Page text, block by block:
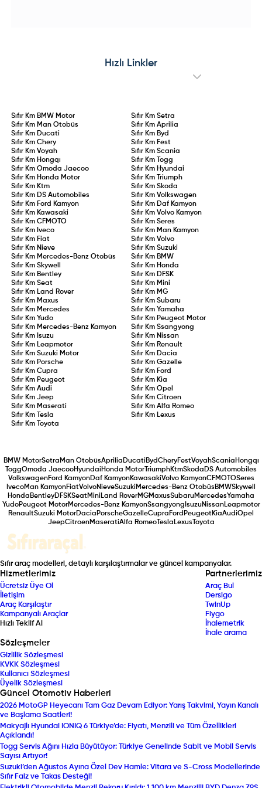
sürücülük süresi kanunlaştı. 75
operasyonları, kronik mekanik
arızalar ve Ford Edsel’i
aratmayan performansıyla model
adeta sınıfta kaldı.
Hızlı Linkler
Sıfır Km BMW Motor Sıfır Km Setra
Sıfır Km Man Otobüs Sıfır Km Aprilia
Sıfır Km Ducati Sıfır Km Byd
Sıfır KmChery Sıfır Km Fest
Sıfır KmVoyah Sıfır Km Scania
Sıfır Km Hongqı Sıfır Km
Togg
Sıfır KmOmoda Jaecoo Sıfır Km Hyundai
Sıfır Km Honda Motor Sıfır Km
Triumph
Sıfır Km Ktm Sıfır Km Skoda
Sıfır Km DS Automobiles Sıfır Km Volkswagen
Sıfır Km Ford Kamyon Sıfır Km Daf Kamyon
Sıfır Km Kawasaki Sıfır Km Volvo Kamyon
Sıfır KmCFMOTO Sıfır Km Seres
Sıfır Km Iveco Sıfır Km Man Kamyon
Sıfır Km Fiat Sıfır Km Volvo
Sıfır Km Nieve Sıfır Km Suzuki
Sıfır Km Mercedes-Benz Otobüs Sıfır Km BMW
Sıfır KmSkywell Sıfır Km Honda
Sıfır Km Bentley Sıfır Km DFSK
Sıfır KmSeat Sıfır Km Mini
Sıfır Km Land Rover Sıfır Km MG
Sıfır Km Maxus Sıfır Km Subaru
Sıfır Km Mercedes Sıfır Km Yamaha
Sıfır KmYudo Sıfır Km Peugeot Motor
Sıfır Km Mercedes-Benz Kamyon Sıfır Km Ssangyong
Sıfır Km Isuzu Sıfır Km Nissan
Sıfır Km Leapmotor Sıfır Km Renault
Sıfır KmSuzuki Motor Sıfır Km Dacia
Sıfır Km Porsche Sıfır Km Gazelle
Sıfır KmCupra Sıfır Km Ford
Sıfır Km Peugeot Sıfır Km Kia
Sıfır KmAudi Sıfır Km Opel
Sıfır KmJeep Sıfır Km Citroen
Sıfır Km Maserati Sıfır Km Alfa Romeo
Sıfır Km
Tesla Sıfır Km Lexus
Sıfır Km
Toyota
BMW MotorSetra Man OtobüsAprilia Ducati BydCheryFestVoyahScania Hongqı
ToggOmoda JaecooHyundai Honda Motor TriumphKtmSkoda DS Automobiles
VolkswagenFord KamyonDaf KamyonKawasakiVolvo KamyonCFMOTOSeres
IvecoMan KamyonFiatVolvoNieveSuzuki Mercedes-Benz Otobüs BMWSkywell
Honda BentleyDFSKSeatMini Land RoverMGMaxusSubaruMercedesYamaha
YudoPeugeot MotorMercedes-Benz KamyonSsangyong IsuzuNissanLeapmotor
RenaultSuzuki MotorDacia PorscheGazelleCupra Ford PeugeotKiaAudiOpel
JeepCitroenMaseratiAlfa RomeoTesla Lexus Toyota
Sıfır araç modelleri, detaylı karşılaştırmalar ve güncel kampanyalar.
Hizmetlerimiz
Ücretsiz Üye Ol
İletişim
Araç Karşılaştır
Kampanyalı Araçlar
Hızlı Teklif Al
Partnerlerimiz
Araç Bul
Dersigo
TwinUp
Fiygo
İhalemetrik
İhale arama
Sözleşmeler
Gizlilik Sözleşmesi
KVKK Sözleşmesi
Kullanıcı Sözleşmesi
Üyelik Sözleşmesi
Güncel Otomotiv Haberleri
2026 MotoGP Heyecanı Tam Gaz Devam Ediyor: Yarış Takvimi, Yayın Kanalı
ve Başlama Saatleri!
Makyajlı Hyundai IONIQ 6 Türkiye’de: Fiyatı, Menzili ve Tüm Özellikleri
Açıklandı!
Togg Servis Ağını Hızla Büyütüyor: Türkiye Genelinde Sabit ve Mobil Servis
Sayısı Artıyor!
Suzuki’den Ağustos Ayına Özel Dev Hamle: Vitara ve S-Cross Modellerinde
Sıfır Faiz ve Takas Desteği!